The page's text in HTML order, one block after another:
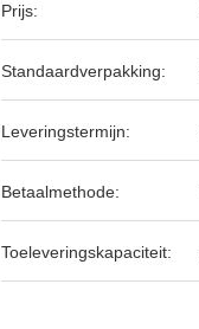
Prijs:
Standaardverpakking:
Leveringstermijn:
Betaalmethode:
Toeleveringskapaciteit: